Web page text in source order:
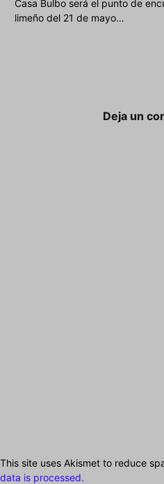
Casa Bulbo será el punto de
limeño del 21 de mayo…
Deja un
This site uses Akismet to reduce
data is processed.